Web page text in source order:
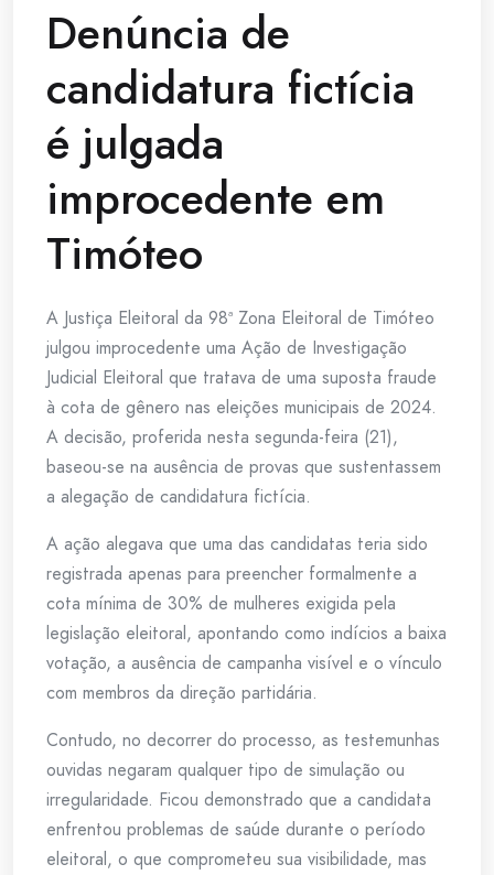
Denúncia de
candidatura fictícia
é julgada
improcedente em
Timóteo
A Justiça Eleitoral da 98ª Zona Eleitoral de Timóteo
julgou improcedente uma Ação de Investigação
Judicial Eleitoral que tratava de uma suposta fraude
à cota de gênero nas eleições municipais de 2024.
A decisão, proferida nesta segunda-feira (21),
baseou-se na ausência de provas que sustentassem
a alegação de candidatura fictícia.
A ação alegava que uma das candidatas teria sido
registrada apenas para preencher formalmente a
cota mínima de 30% de mulheres exigida pela
legislação eleitoral, apontando como indícios a baixa
votação, a ausência de campanha visível e o vínculo
com membros da direção partidária.
Contudo, no decorrer do processo, as testemunhas
ouvidas negaram qualquer tipo de simulação ou
irregularidade. Ficou demonstrado que a candidata
enfrentou problemas de saúde durante o período
eleitoral, o que comprometeu sua visibilidade, mas